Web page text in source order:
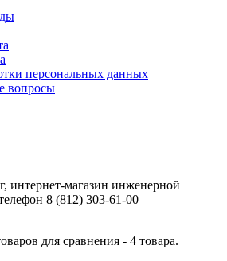
персональных данных
вопросы
интернет-магазин инженерной
8 (812) 303-61-00
для сравнения - 4 товара.